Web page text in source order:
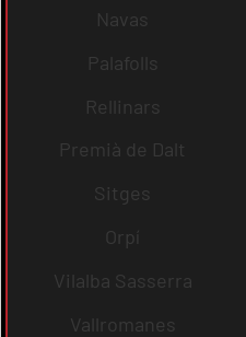
Navas
Palafolls
Rellinars
Premià de Dalt
Sitges
Orpí
Vilalba Sasserra
Vallromanes